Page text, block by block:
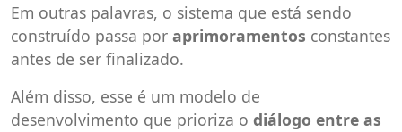
Em outras palavras, o sistema que está sendo
construído passa por aprimoramentos constantes
antes de ser finalizado.
Além disso, esse é um modelo de
desenvolvimento que prioriza o diálogo entre as